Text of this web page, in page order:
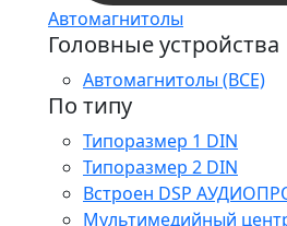
Автомагнитолы
Головные устройства
Автомагнитолы (ВСЕ)
По типу
Типоразмер 1 DIN
Типоразмер 2 DIN
Встроен DSP
Мультимедийный